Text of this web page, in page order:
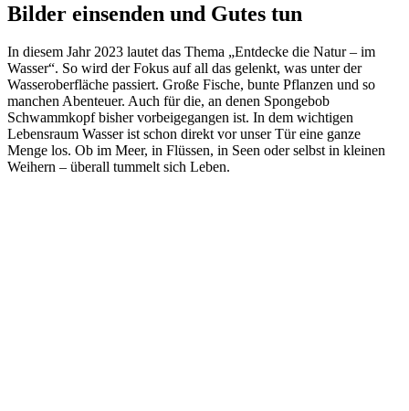
Bilder einsenden und Gutes tun
In diesem Jahr 2023 lautet das Thema „Entdecke die Natur – im
Wasser“. So wird der Fokus auf all das gelenkt, was unter der
Wasseroberfläche passiert. Große Fische, bunte Pflanzen und so
manchen Abenteuer. Auch für die, an denen Spongebob
Schwammkopf bisher vorbeigegangen ist. In dem wichtigen
Lebensraum Wasser ist schon direkt vor unser Tür eine ganze
Menge los. Ob im Meer, in Flüssen, in Seen oder selbst in kleinen
Weihern – überall tummelt sich Leben.